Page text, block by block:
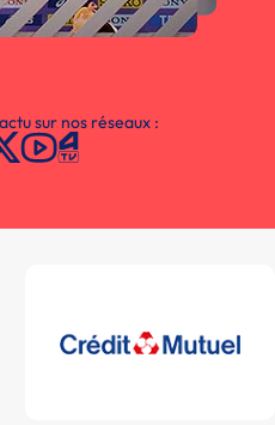
sur nos réseaux :